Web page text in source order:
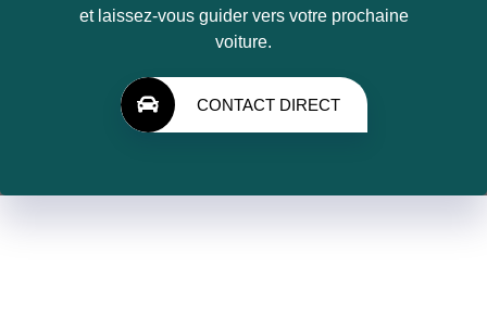
et laissez-vous guider vers votre prochaine
voiture.
CONTACT DIRECT